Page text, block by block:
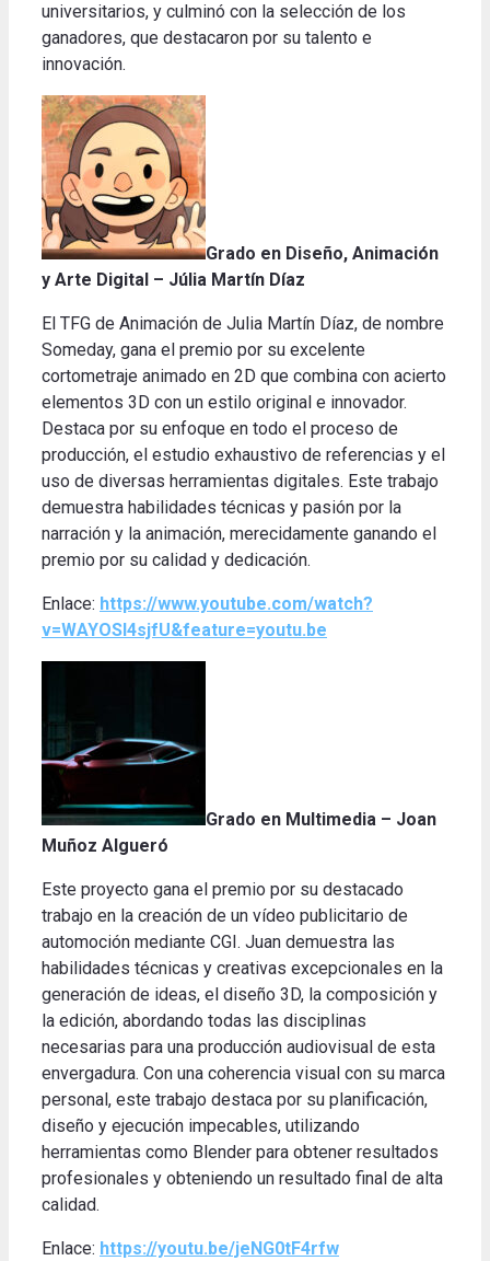
universitarios, y culminó con la selección de los
ganadores, que destacaron por su talento e
innovación.
Grado en Diseño, Animación
y Arte Digital – Júlia Martín Díaz
El TFG de Animación de Julia Martín Díaz, de nombre
Someday, gana el premio por su excelente
cortometraje animado en 2D que combina con acierto
elementos 3D con un estilo original e innovador.
Destaca por su enfoque en todo el proceso de
producción, el estudio exhaustivo de referencias y el
uso de diversas herramientas digitales. Este trabajo
demuestra habilidades técnicas y pasión por la
narración y la animación, merecidamente ganando el
premio por su calidad y dedicación.
Enlace: https://www.youtube.com/watch?
v=WAYOSI4sjfU&feature=youtu.be
Grado en Multimedia – Joan
Muñoz Algueró
Este proyecto gana el premio por su destacado
trabajo en la creación de un vídeo publicitario de
automoción mediante CGI. Juan demuestra las
habilidades técnicas y creativas excepcionales en la
generación de ideas, el diseño 3D, la composición y
la edición, abordando todas las disciplinas
necesarias para una producción audiovisual de esta
envergadura. Con una coherencia visual con su marca
personal, este trabajo destaca por su planificación,
diseño y ejecución impecables, utilizando
herramientas como Blender para obtener resultados
profesionales y obteniendo un resultado final de alta
calidad.
Enlace: https://youtu.be/jeNG0tF4rfw